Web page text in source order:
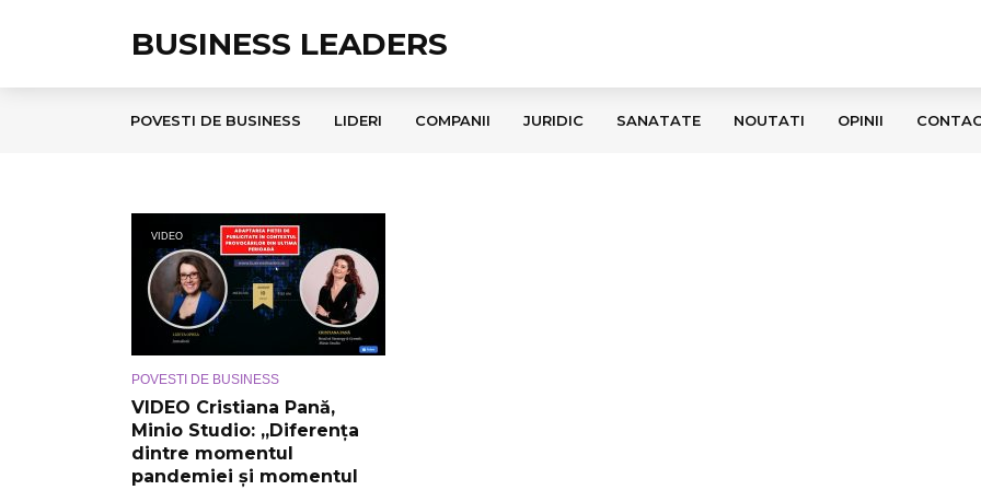
BUSINESS LEADERS
POVESTI DE BUSINESS LIDERI COMPANII JURIDIC SANATATE NOUTATI OPINII
VIDEO
POVESTI DE BUSINESS
VIDEO Cristiana Pană,
Minio Studio: „Diferența
dintre momentul
pandemiei și momentul